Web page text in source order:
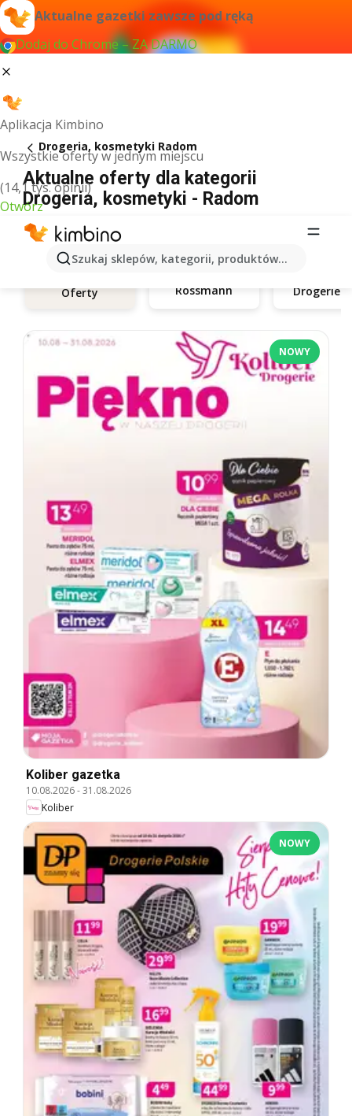
Aktualne gazetki zawsze pod ręką
Dodaj do Chrome – ZA DARMO
Aplikacja Kimbino
Wszystkie oferty w jednym miejscu
(14,1 tys. opinii)
Otwórz
Szukaj sklepów, kategorii, produktów...
Drogeria, kosmetyki Radom
Aktualne oferty dla kategorii
Drogeria, kosmetyki - Radom
Oferty Rossmann
NOWY
Koliber gazetka
10.08.2026-31.08.2026
Koliber
NOWY